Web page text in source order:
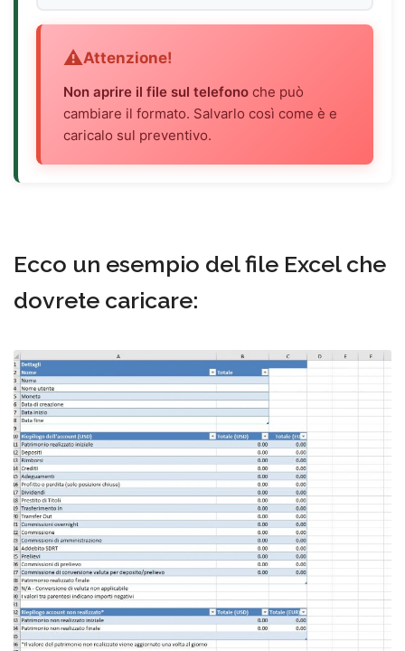
Attenzione!
Non aprire il file sul telefono che può
cambiare il formato. Salvarlo così come è e
caricalo sul preventivo.
Ecco un esempio del file Excel che
dovrete caricare: